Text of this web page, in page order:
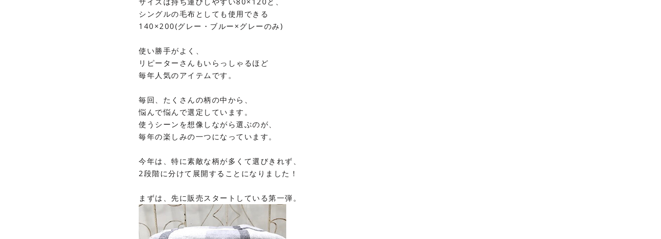
シングルの毛布としても使用できる
140 ×200(グレー・ ブルー×グレーのみ)
使い勝手がよく、
リピーターさんもいらっしゃるほど
毎年人気のアイテムです。
毎回、たくさんの柄の中から、
悩んで悩んで選定しています。
使うシーンを想像しながら選ぶのが、
毎年の楽しみの一つになっています。
今年は、特に素敵な柄が多くて選びきれず、
2段階に分けて展開することになりました！
まずは、先に販売スタートしている第一弾。